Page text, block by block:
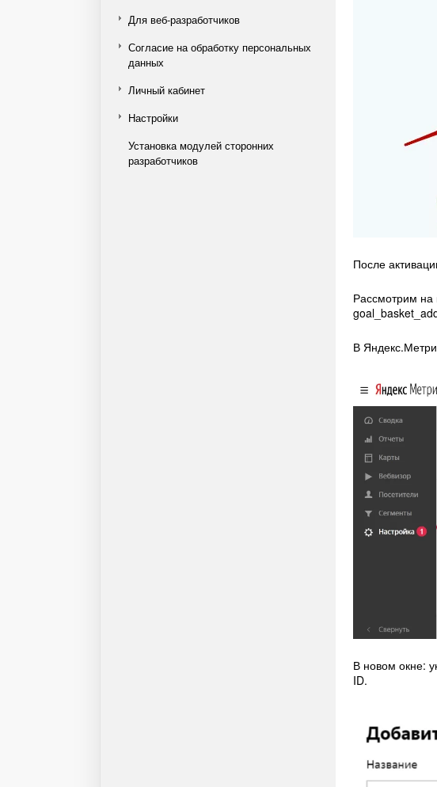
Для веб-разработчиков
Согласие на обработку персональных
данных
Личный кабинет
Настройки
Установка модулей сторонних
разработчиков
После
Рассмотрим на
В
В новом окне:
ID.